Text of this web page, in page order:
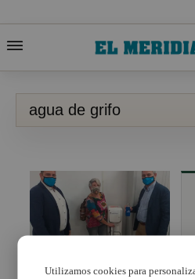
agua de grifo
Utilizamos cookies para